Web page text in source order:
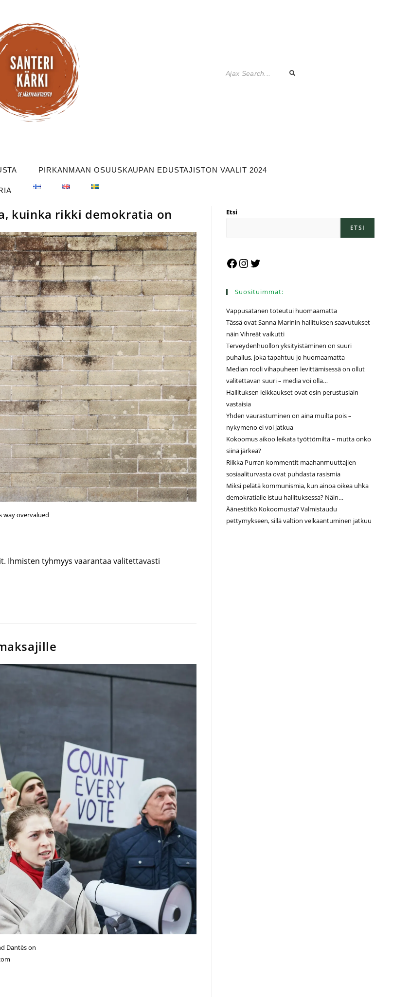
PIRKANMAAN OSUUSKAUPAN EDUSTAJISTON VAALIT 2024
kuinka rikki demokratia on
way overvalued
Ihmisten tyhmyys vaarantaa valitettavasti
Dantès on
Etsi
ETSI
Suosituimmat:
Vappusatanen toteutui huomaamatta
Tässä ovat Sanna Marinin hallituksen saavutukset –
näin Vihreät vaikutti
Terveydenhuollon yksityistäminen on suuri
puhallus, joka tapahtuu jo huomaamatta
Median rooli vihapuheen levittämisessä on ollut
valitettavan suuri – media voi olla…
Hallituksen leikkaukset ovat osin perustuslain
vastaisia
Yhden vaurastuminen on aina muilta pois –
nykymeno ei voi jatkua
Kokoomus aikoo leikata työttömiltä – mutta onko
siinä järkeä?
Riikka Purran kommentit maahanmuuttajien
sosiaaliturvasta ovat puhdasta rasismia
Miksi pelätä kommunismia, kun ainoa oikea uhka
demokratialle istuu hallituksessa? Näin…
Äänestitkö Kokoomusta? Valmistaudu
pettymykseen, sillä valtion velkaantuminen jatkuu